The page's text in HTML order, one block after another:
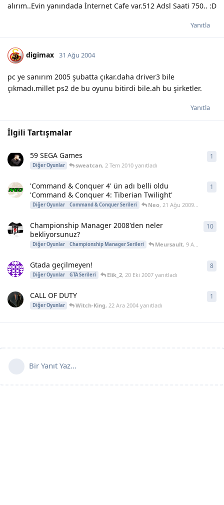
alırım..Evin yanındada İnternet Cafe var.512 Adsl Saati 750.. :D
Yanıtla
digimax 31 Ağu 2004
pc ye sanırım 2005 şubatta çıkar.daha driver3 bile
çıkmadı.millet ps2 de bu oyunu bitirdi bile.ah bu şirketler.
Yanıtla
İlgili Tartışmalar
59 SEGA Games
Diğer Oyunlar sweatcan,2 Tem 2010 yanıtladı
1
'Command & Conquer 4' ün adı belli oldu
'Command & Conquer 4: Tiberian Twilight'
Diğer Oyunlar Command & Conquer Serileri Neo, 21 Ağu 2009yanıtladı
1
Championship Manager 2008'den neler
bekliyorsunuz?
Diğer Oyunlar Championship Manager Serileri Meursault, 9 Ara 2007
10
Gtada geçilmeyen!
Diğer Oyunlar GTA Serileri Elik_2, 20 Eki 2007yanıtladı
8
CALL OF DUTY
Diğer Oyunlar Witch-King,22 Ara 2004 yanıtladı
1
Bir Yanıt Yaz...